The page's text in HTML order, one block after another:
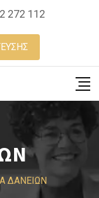
272 112
ΔΑΝΕΙΩΝ